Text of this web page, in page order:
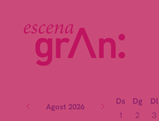
Agost 2026
Ds
1
Dg
2
Dl
3